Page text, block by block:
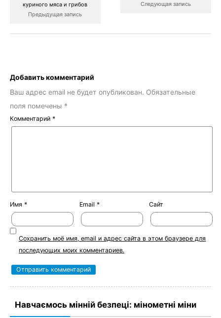
куриного мяса и грибов
Предыдущая запись
Следующая запись
Добавить комментарий
Ваш адрес email не будет опубликован. Обязательные
поля помечены *
Комментарий *
Имя * Email * Сайт
Сохранить моё имя, email и адрес сайта в этом браузере для
последующих моих комментариев.
Навчаємось мінній безпеці: мінометні міни